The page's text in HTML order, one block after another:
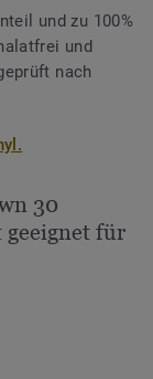
und zu 100%
und
nach
30
geeignet für